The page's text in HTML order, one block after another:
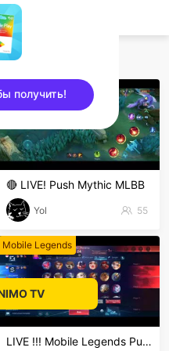
Mobile Legends
🔴 LIVE! Push Mythic MLBB
Yol 55
Mobile Legends
LIVE !!! Mobile Legends Push Ranked
TV
получить!